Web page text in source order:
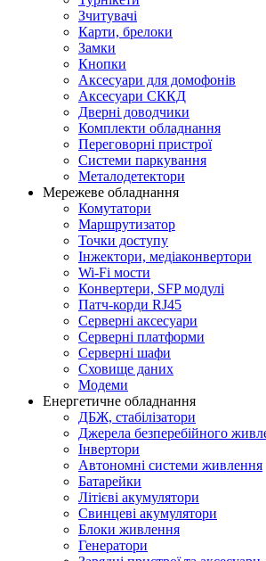
Зчитувачі
Карти, брелоки
Замки
Кнопки
Аксесуари для домофонів
Аксесуари СККД
Дверні доводчики
Комплекти обладнання
Переговорні пристрої
Системи паркування
Металодетектори
Мережеве обладнання
Комутатори
Маршрутизатор
Точки доступу
Інжектори, медіаконвертори
Wi-Fi мости
Конвертери, SFP модулі
Патч-корди RJ45
Серверні аксесуари
Серверні платформи
Серверні шафи
Сховище даних
Модеми
Енергетичне обладнання
ДБЖ, стабілізатори
Джерела безперебійного
Інвертори
Автономні системи живлення
Батарейки
Літієві акумулятори
Свинцеві акумулятори
Блоки живлення
Генератори